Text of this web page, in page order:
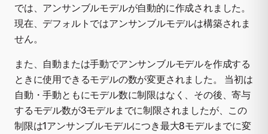
では、アンサンブルモデルが自動的に作成されました。
現在、デフォルトではアンサンブルモデルは構築されま
せん。
また、自動または手動でアンサンブルモデルを作成する
ときに使用できるモデルの数が変更されました。 当初は
自動・手動ともにモデル数に制限はなく、その後、寄与
するモデル数が3モデルまでに制限されましたが、この
制限は1アンサンブルモデルにつき最大8モデルまでに変